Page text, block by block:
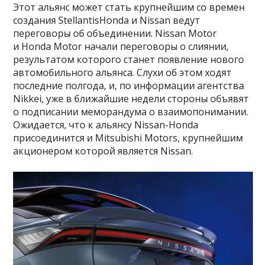
Этот альянс может стать крупнейшим со времен
создания StellantisHonda и Nissan ведут
переговоры об объединении. Nissan Motor
и Honda Motor начали переговоры о слиянии,
результатом которого станет появление нового
автомобильного альянса. Слухи об этом ходят
последние полгода, и, по информации агентства
Nikkei, уже в ближайшие недели стороны объявят
о подписании меморандума о взаимопонимании.
Ожидается, что к альянсу Nissan-Honda
присоединится и Mitsubishi Motors, крупнейшим
акционером которой является Nissan.